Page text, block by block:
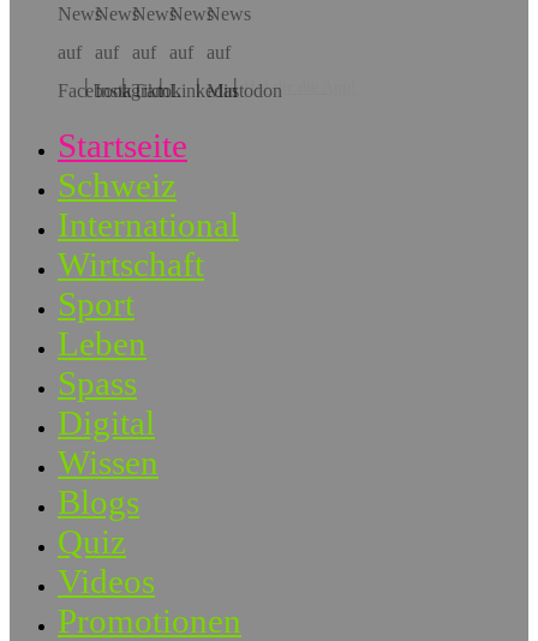
Hol dir die App!
Startseite
Schweiz
International
Wirtschaft
Sport
Leben
Spass
Digital
Wissen
Blogs
Quiz
Videos
Promotionen